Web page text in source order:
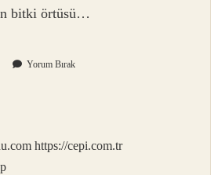
bitki örtüsü…
Yorum Bırak
https://cepi.com.tr